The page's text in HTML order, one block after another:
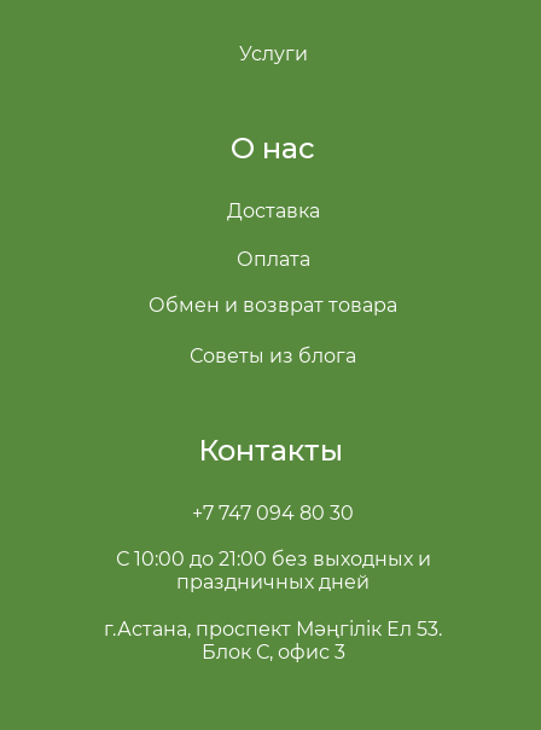
О нас
Контакты
Доставка
Оплата
Обмен и возврат товара
+7 747 094 80 30
С 10:00 до 21:00 без выходных и
праздничных дней
Советы из блога
г.Астана, проспект Мәңгілік Ел 53.
Блок С, офис 3
Услуги